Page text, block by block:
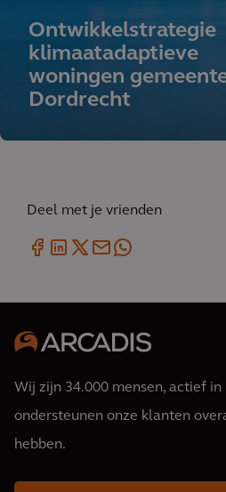
Ontwikkelstrategie
klimaatadaptieve
woningen
Dordrecht
Deel met je vrienden
Wij zijn 34.000 mensen, actief
ondersteunen onze klanten
hebben.